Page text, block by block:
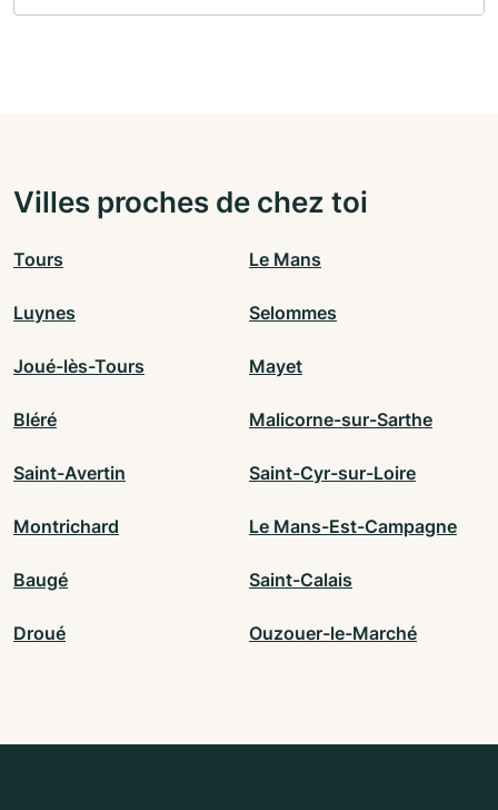
Villes proches de chez toi
Tours Le Mans
Luynes Selommes
Joué-lès-Tours Mayet
Bléré Malicorne-sur-Sarthe
Saint-Avertin Saint-Cyr-sur-Loire
Montrichard Le Mans-Est-Campagne
Baugé Saint-Calais
Droué Ouzouer-le-Marché